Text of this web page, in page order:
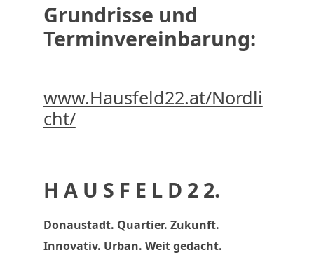
Grundrisse und
Terminvereinbarung:
www.Hausfeld22.at/Nordli
cht/
H A U S F E L D 2 2.
Donaustadt. Quartier. Zukunft.
Innovativ. Urban. Weit gedacht.